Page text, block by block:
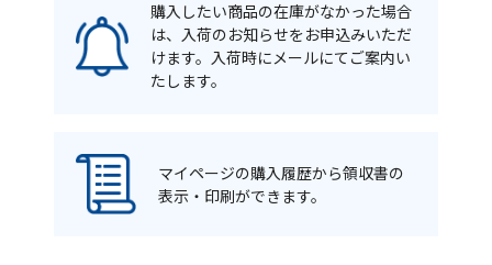
購入したい商品の在庫がなかった場合
は、入荷のお知らせをお申込みいただ
けます。入荷時にメールにてご案内い
たします。
マイページの購入履歴から領収書の
表示・印刷ができます。